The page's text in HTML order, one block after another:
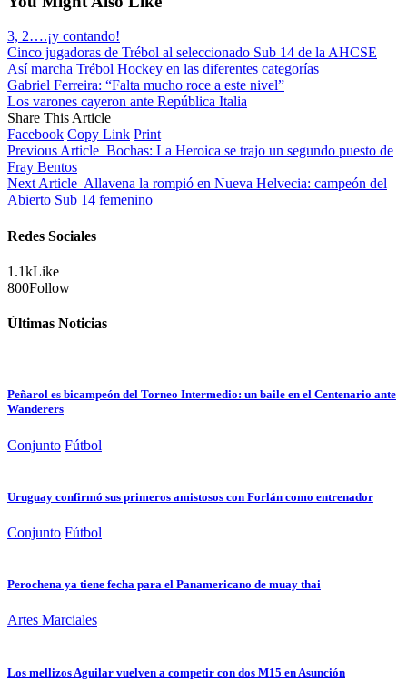
3, 2….¡y contando!
Cinco jugadoras de Trébol al seleccionado Sub 14 de la AHCSE
Así marcha Trébol Hockey en las diferentes categorías
Gabriel Ferreira: “Falta mucho roce a este nivel”
Los varones cayeron ante República Italia
Share This Article
Facebook Copy Link Print
Previous Article Bochas: La Heroica se trajo un segundo puesto de
Fray Bentos
Next Article Allavena la rompió en Nueva Helvecia: campeón del
Abierto Sub 14 femenino
Redes Sociales
1.1kLike
800Follow
Últimas Noticias
Peñarol es bicampeón del Torneo Intermedio: un baile en el Centenario ante
Wanderers
Conjunto Fútbol
Uruguay confirmó sus primeros amistosos con Forlán como entrenador
Conjunto Fútbol
Perochena ya tiene fecha para el Panamericano de muay thai
Artes Marciales
Los mellizos Aguilar vuelven a competir con dos M15 en Asunción